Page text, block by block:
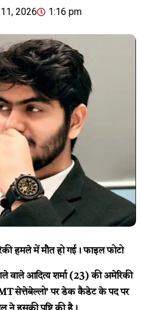
2026 1:16 pm
हमले में मौत हो गई। फाइल फोटो
वाले आदित्य शर्मा (23) की अमेरिकी
सेत्तेबेल्लो’ पर डेक कैडेट के पद पर